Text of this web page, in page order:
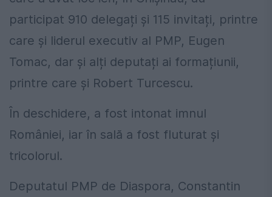
participat 910 delegați și 115 invitați, printre
care și liderul executiv al PMP, Eugen
Tomac, dar și alți deputați ai formațiunii,
printre care și Robert Turcescu.
În deschidere, a fost intonat imnul
României, iar în sală a fost fluturat și
tricolorul.
Deputatul PMP de Diaspora, Constantin